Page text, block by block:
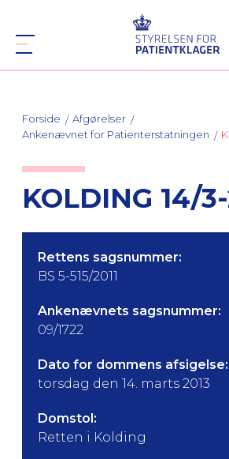
Forside
Afgørelser
Ankenævnet for Patienterstatningen
KOLDING 14/
Rettens sagsnummer:
BS 5-515/2011
Ankenævnets sagsnummer:
09/1722
Dato for dommens afsigelse:
torsdag den 14. marts 2013
Domstol:
Retten i Kolding